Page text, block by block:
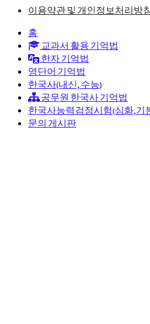
이용약관 및 개인정보처리방
홈
교과서 활용 기억법
한자 기억법
영단어 기억법
한국사(내신, 수능)
공무원 한국사 기억법
한국사능력검정시험(심화,기
문의 게시판